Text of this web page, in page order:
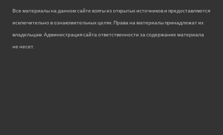
Все материалы на данном сайте взяты из открытых источников и предоставляются
исключительно в ознакомительных целях. Права на материалы принадлежат их
владельцам. Администрация сайта ответственности за содержание материала
не несет.